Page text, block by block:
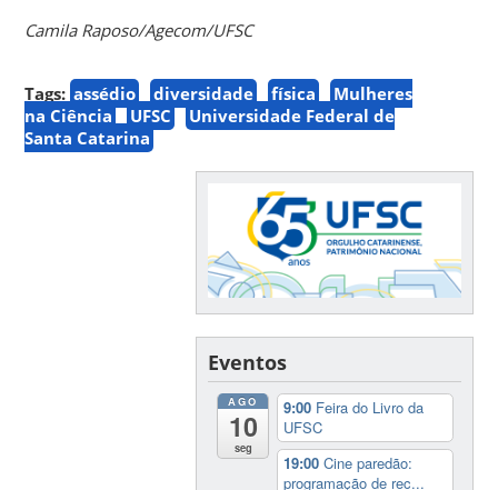
Camila Raposo/Agecom/UFSC
Tags: assédio diversidade física
Mulheres
na Ciência
UFSC
Universidade Federal de
Santa Catarina
Eventos
AGO
10
seg
9:00 Feira do Livro da
UFSC
19:00Cine paredão:
programação de rec...